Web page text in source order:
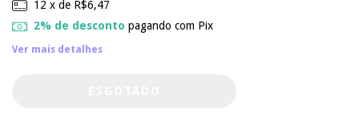
12 x de R$6,47
2% de desconto pagando com Pix
Ver mais detalhes